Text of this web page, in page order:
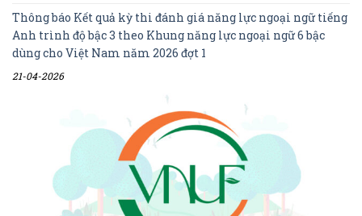
Thông báo Kết quả kỳ thi đánh giá năng lực ngoại ngữ tiếng
Anh trình độ bậc 3 theo Khung năng lực ngoại ngữ 6 bậc
dùng cho Việt Nam năm 2026 đợt 1
21-04-2026